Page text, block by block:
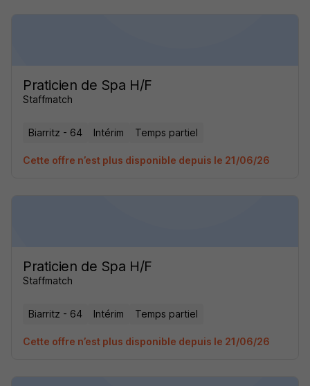
Praticien de Spa H/F
Staffmatch
Biarritz - 64 Intérim Temps partiel
Cette offre n’est plus disponible depuis le 21/06/26
Praticien de Spa H/F
Staffmatch
Biarritz - 64 Intérim Temps partiel
Cette offre n’est plus disponible depuis le 21/06/26